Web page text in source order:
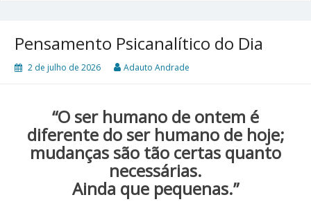
Pensamento Psicanalítico do Dia
2 de julho de 2026 Adauto Andrade
“O ser humano de ontem é
diferente do ser humano de hoje;
mudanças são tão certas quanto
necessárias.
Ainda que pequenas.”